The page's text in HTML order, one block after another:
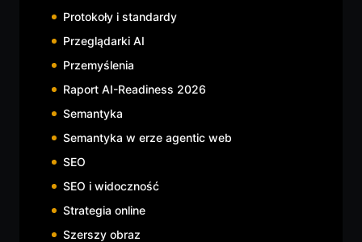
Protokoły i standardy
Przeglądarki AI
Przemyślenia
Raport AI-Readiness 2026
Semantyka
Semantyka w erze agentic web
SEO
SEO i widoczność
Strategia online
Szerszy obraz